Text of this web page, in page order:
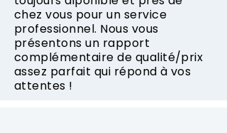
chez vous pour un service
professionnel. Nous vous
présentons un rapport
complémentaire de qualité/prix
assez parfait qui répond à vos
attentes !